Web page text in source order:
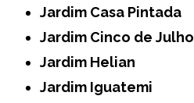
Jardim Casa Pintada
Jardim Cinco de Julho
Jardim Helian
Jardim Iguatemi